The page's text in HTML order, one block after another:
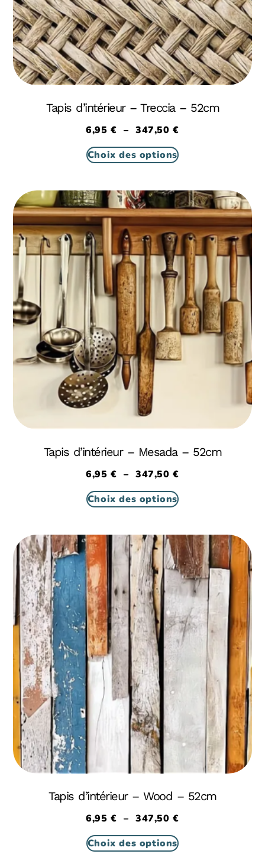
Tapis d’intérieur – Treccia – 52cm
6,95€ – 347,50€
Choix des options
Tapis d’intérieur – Mesada – 52cm
6,95€ – 347,50€
Choix des options
Tapis d’intérieur – Wood – 52cm
6,95€ – 347,50€
Choix des options